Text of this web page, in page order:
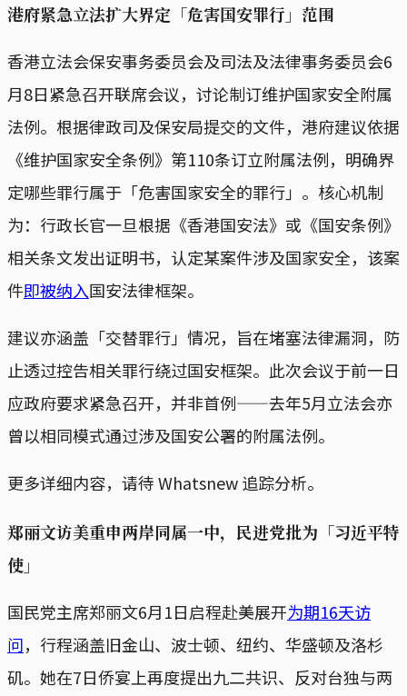
港府紧急立法扩大界定「危害国安罪行」范围
香港立法会保安事务委员会及司法及法律事务委员会6
月8日紧急召开联席会议，讨论制订维护国家安全附属
法例。根据律政司及保安局提交的文件，港府建议依据
《维护国家安全条例》第110条订立附属法例，明确界
定哪些罪行属于「危害国家安全的罪行」。核心机制
为：行政长官一旦根据《香港国安法》或《国安条例》
相关条文发出证明书，认定某案件涉及国家安全，该案
件即被纳入国安法律框架。
建议亦涵盖「交替罪行」情况，旨在堵塞法律漏洞，防
止透过控告相关罪行绕过国安框架。此次会议于前一日
应政府要求紧急召开，并非首例——去年5月立法会亦
曾以相同模式通过涉及国安公署的附属法例。
更多详细内容，请待 Whatsnew 追踪分析。
郑丽文访美重申两岸同属一中，民进党批为「习近平特
使」
国民党主席郑丽文6月1日启程赴美展开为期16天访
问，行程涵盖旧金山、波士顿、纽约、华盛顿及洛杉
矶。她在7日侨宴上再度提出九二共识、反对台独与两